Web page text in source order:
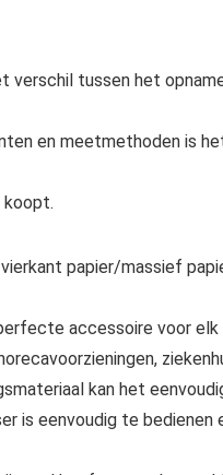
verschil tussen het
en meetmethoden is
koopt.
papier/massief
accessoire voor
kan het
is eenvoudig te